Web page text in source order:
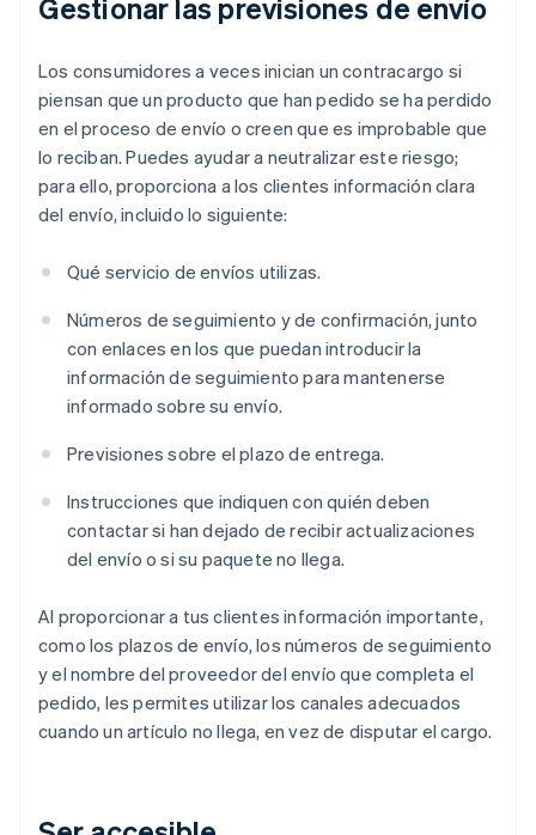
Gestionar las previsiones de envío
Los consumidores a veces inician un contracargo si
piensan que un producto que han pedido se ha perdido
en el proceso de envío o creen que es improbable que
lo reciban. Puedes ayudar a neutralizar este riesgo;
para ello, proporciona a los clientes información clara
del envío, incluido lo siguiente:
Qué servicio de envíos utilizas.
Números de seguimiento y de confirmación, junto
con enlaces en los que puedan introducir la
información de seguimiento para mantenerse
informado sobre su envío.
Previsiones sobre el plazo de entrega.
Instrucciones que indiquen con quién deben
contactar si han dejado de recibir actualizaciones
del envío o si su paquete no llega.
Al proporcionar a tus clientes información importante,
como los plazos de envío, los números de seguimiento
y el nombre del proveedor del envío que completa el
pedido, les permites utilizar los canales adecuados
cuando un artículo no llega, en vez de disputar el cargo.